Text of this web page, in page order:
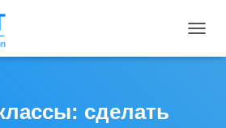
O
сделать